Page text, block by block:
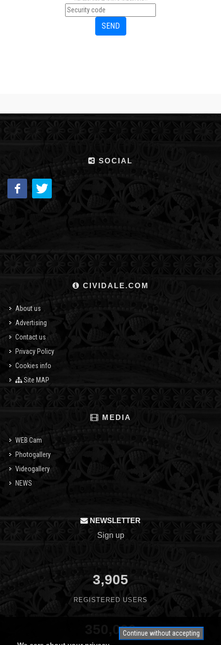
SOCIAL
CIVIDALE.COM
About us
Advertising
Contact us
Privacy Policy
Cookies info
Site MAP
MEDIA
WEB Cam
Photogallery
Videogallery
NEWS
NEWSLETTER
Sign up
3,905
REGISTERED USERS
350,000Continue without accepting